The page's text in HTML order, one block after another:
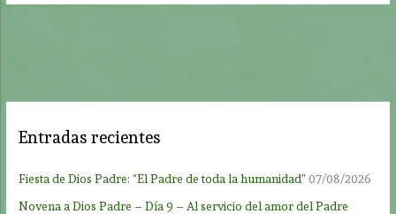
Entradas recientes
Fiesta de Dios Padre: “El Padre de toda la humanidad” 07/08/2026
Novena a Dios Padre – Día 9 – Al servicio del amor del Padre